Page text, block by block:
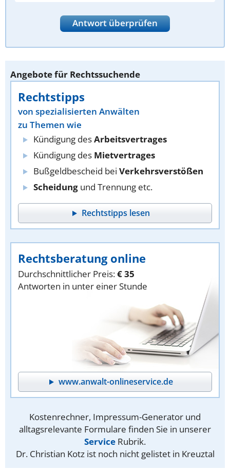
Antwort überprüfen
Angebote für Rechtssuchende
Rechtstipps
von spezialisierten Anwälten
zu Themen wie
Kündigung desArbeitsvertrages
Kündigung des Mietvertrages
Bußgeldbescheid bei Verkehrsverstößen
Scheidung und Trennung etc.
Rechtstipps lesen
Rechtsberatung online
Durchschnittlicher Preis:€ 35
Antworten in unter einer Stunde
www.anwalt-onlineservice.de
Kostenrechner, Impressum-Generator und
alltagsrelevante Formulare finden Sie in unserer
Service Rubrik.
Dr. Christian Kotz ist noch nicht gelistet in Kreuztal